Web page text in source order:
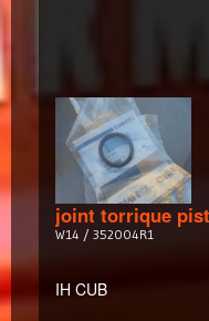
joint torrique
W14 / 352004R1
IH CUB